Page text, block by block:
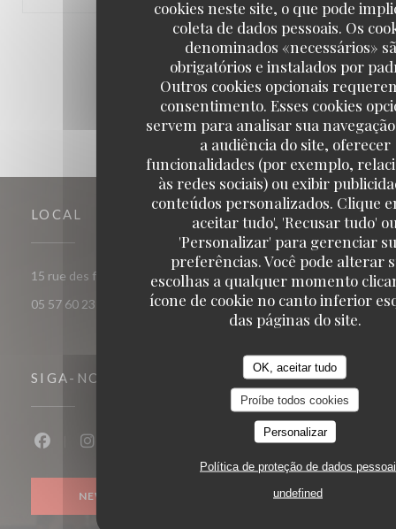
cookies neste site, o que pode
coleta de dados pessoais. Os
denominados «necessários»
obrigatórios e instalados por
Outros cookies opcionais
consentimento. Esses cookies
servem para analisar sua
a audiência do site, oferecer
funcionalidades (por exemplo,
às redes sociais) ou exibir
conteúdos personalizados. Clique
aceitar tudo', 'Recusar tudo'
'Personalizar' para gerenciar
preferências. Você pode alterar
escolhas a qualquer momento
ícone de cookie no canto inferior
das páginas do site.
OK, aceitar tudo
Proíbe todos cookies
Personalizar
Política de proteção de dados
undefined
1 2 3
LOCAL
15 rue des frères Bonie 33000 Bordeaux((abre numa nova janela))
05 57 60 23 56
SIGA-NOS
NEWSLETTER